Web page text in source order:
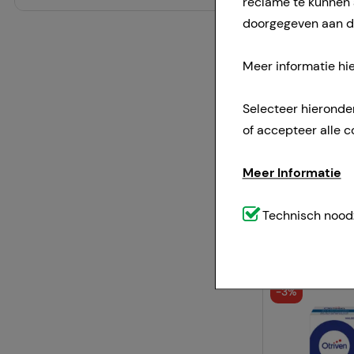
doorgegeven aan
Meer informatie
Selecteer
of accepteer alle
Meer Informatie
Technisch
website (bv.
Comfort:Deze
bijvoorbeeld voor
voorkeursgedrag
Technisch
-3%